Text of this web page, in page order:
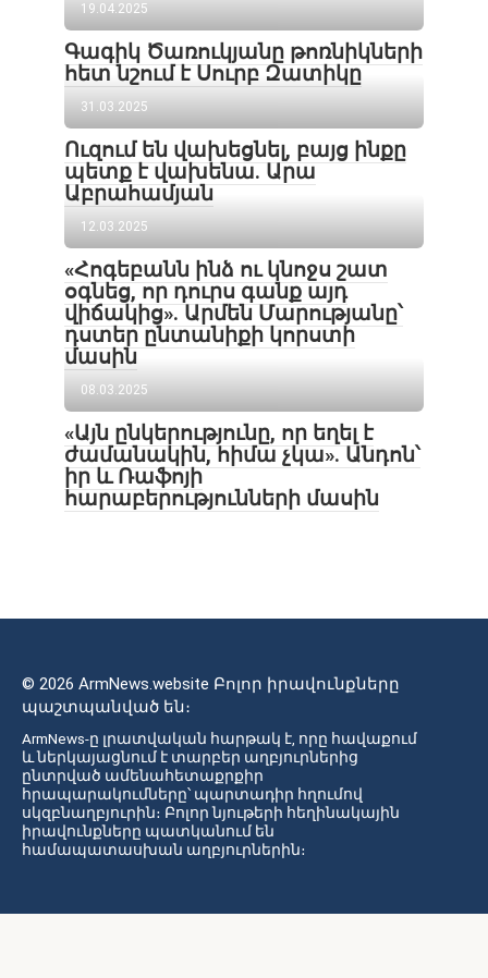
19.04.2025
Գագիկ Ծառուկյանը թոռնիկների
հետ նշում է Սուրբ Զատիկը
31.03.2025
Ուզում են վախեցնել, բայց ինքը
պետք է վախենա․ Արա
Աբրահամյան
12.03.2025
«Հոգեբանն ինձ ու կնոջս շատ
օգնեց, որ դուրս գանք այդ
վիճակից». Արմեն Մարությանը՝
դստեր ընտանիքի կորստի
մասին
08.03.2025
«Այն ընկերությունը, որ եղել է
ժամանակին, հիմա չկա». Անդոն՝
իր և Ռաֆոյի
հարաբերությունների մասին
© 2026 ArmNews.website Բոլոր իրավունքները
պաշտպանված են։
ArmNews-ը լրատվական հարթակ է, որը հավաքում
և ներկայացնում է տարբեր աղբյուրներից
ընտրված ամենահետաքրքիր
հրապարակումները՝ պարտադիր հղումով
սկզբնաղբյուրին։ Բոլոր նյութերի հեղինակային
իրավունքները պատկանում են
համապատասխան աղբյուրներին։